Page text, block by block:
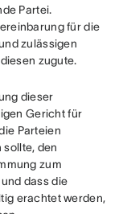
Partei.
für die
zulässigen
zugute.
dieser
Gericht für
Parteien
den
zum
dass die
erachtet werden,